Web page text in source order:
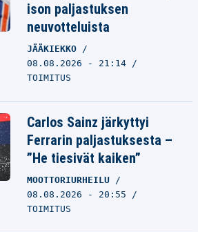
ison paljastuksen
neuvotteluista
JÄÄKIEKKO
08.08.2026 - 21:14
TOIMITUS
Carlos Sainz järkyttyi
Ferrarin paljastuksesta –
”He tiesivät kaiken”
MOOTTORIURHEILU
08.08.2026 - 20:55
TOIMITUS